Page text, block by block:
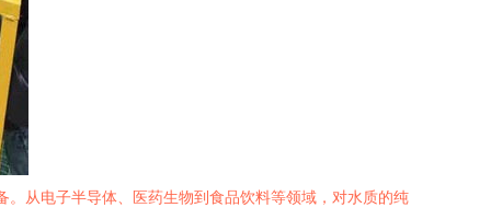
从电子半导体、医药生物到食品饮料等领域，对水质的纯